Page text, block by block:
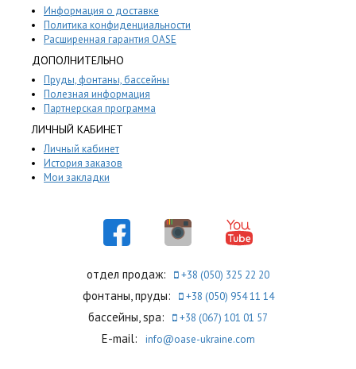
Информация о доставке
Политика конфиденциальности
Расширенная гарантия OASE
ДОПОЛНИТЕЛЬНО
Пруды, фонтаны, бассейны
Полезная информация
Партнерская программа
ЛИЧНЫЙ КАБИНЕТ
Личный кабинет
История заказов
Мои закладки
отдел продаж: +38 (050) 325 22 20
фонтаны, пруды: +38 (050) 954 11 14
бассейны, spa: +38 (067) 101 01 57
E-mail: info@oase-ukraine.com